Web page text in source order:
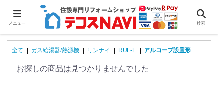
全て ガス給湯器/熱源機 リンナイ RUF-E アルコーブ設置形
お探しの商品は見つかりませんでした
メニュー 検索